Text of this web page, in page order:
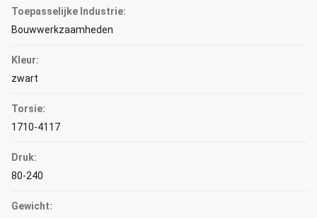
Toepasselijke Industrie:
Bouwwerkzaamheden
Kleur:
zwart
Torsie:
1710-4117
Druk:
80-240
Gewicht: